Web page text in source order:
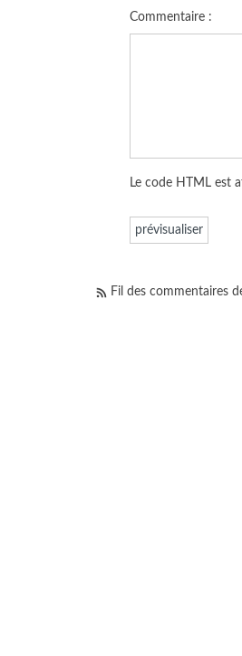
Commentaire :
Le code HTML est
Fil des commentaires